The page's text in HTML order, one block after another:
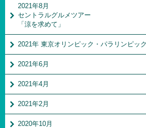
2021年8月
セントラルグルメツアー
「涼を求めて」
2021年 東京オリンピック・パラリンピッ
2021年6月
2021年4月
2021年2月
2020年10月